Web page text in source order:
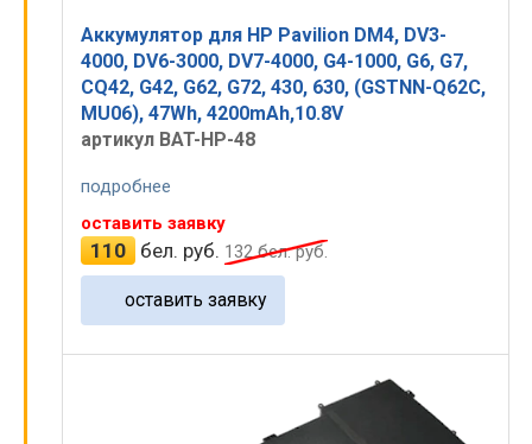
Аккумулятор для HP Pavilion DM4, DV3-
4000, DV6-3000, DV7-4000, G4-1000, G6, G7,
CQ42, G42, G62, G72, 430, 630, (GSTNN-Q62C,
MU06), 47Wh, 4200mAh,10.8V
артикул BAT-HP-48
подробнее
оставить заявку
110 бел. руб. 132бел. руб.
оставить заявку